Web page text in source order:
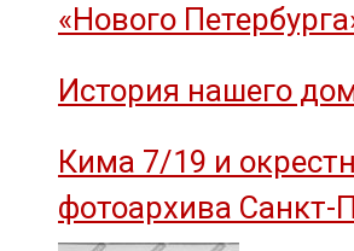
«Нового
им. М.И. Калинина»
История нашего
Кима 7/19 и
фотоархива Санкт-